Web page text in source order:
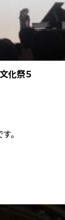
化祭５
。